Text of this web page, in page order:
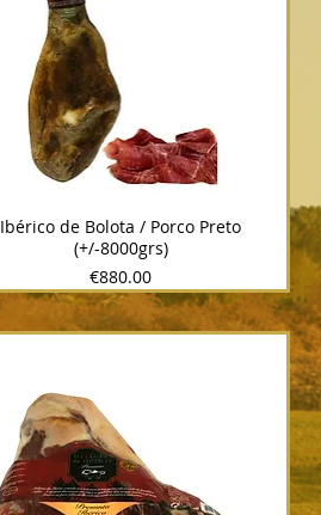
Ibérico de Bolota / Porco Preto
(+/-8000grs)
Price
€880.00